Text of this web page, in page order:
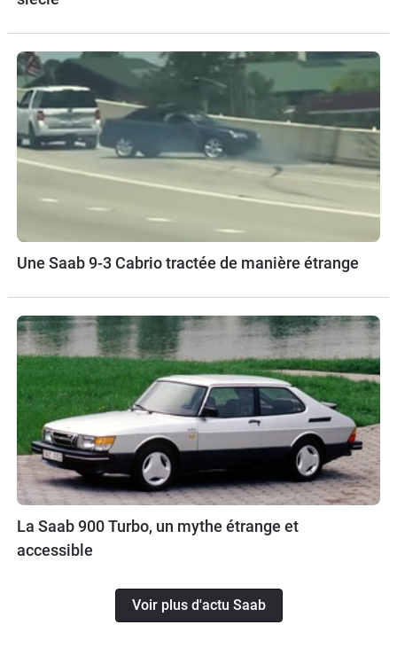
Une Saab 9-3 Cabrio tractée de manière étrange
La Saab 900 Turbo, un mythe étrange et
accessible
Voir plus d'actu Saab